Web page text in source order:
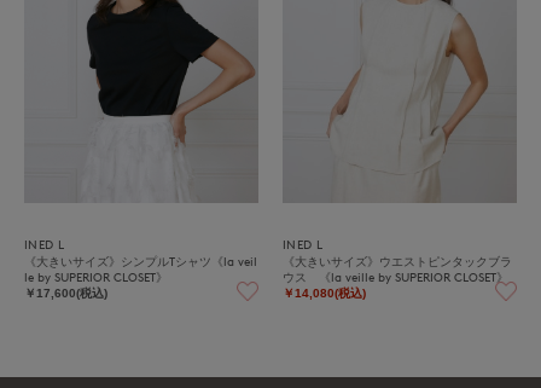
INED L
《大きいサイズ》シンプルTシャツ《la veil
le by SUPERIOR CLOSET》
￥17,600(税込)
INED L
《大きいサイズ》ウエストピンタックブラ
ウス 《la veille by SUPERIOR CLOSET》
￥14,080(税込)